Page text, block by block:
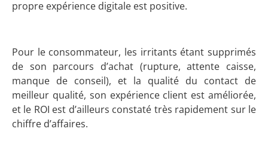
propre expérience digitale est positive.
Pour le consommateur, les irritants étant supprimés
de son parcours d’achat (rupture, attente caisse,
manque de conseil), et la qualité du contact de
meilleur qualité, son expérience client est améliorée,
et le ROI est d’ailleurs constaté très rapidement sur le
chiffre d’affaires.